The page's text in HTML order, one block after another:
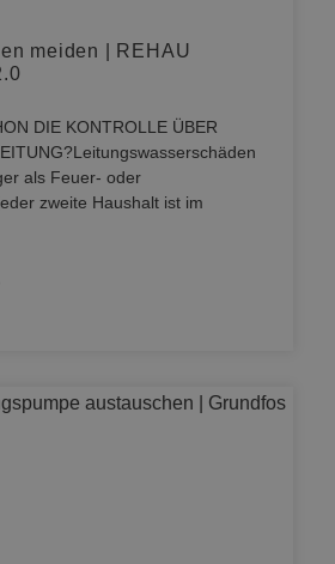
meiden | REHAU
DIE KONTROLLE ÜBER
als Feuer- oder
zweite Haushalt ist im